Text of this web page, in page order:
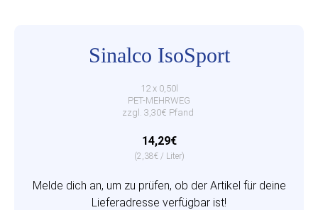
Sinalco IsoSport
12 x 0,50l
PET-MEHRWEG
zzgl. 3,30€ Pfand
14,29€
(2,38€ / Liter)
Melde dich an, um zu prüfen, ob der Artikel für deine
Lieferadresse verfügbar ist!